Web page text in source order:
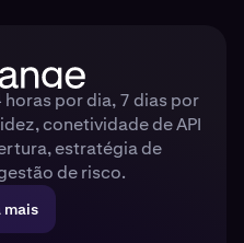
por dia, 7 dias por
conetividade de API
estratégia de
de risco.
mais